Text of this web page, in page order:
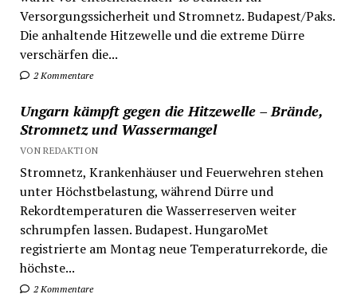
Versorgungssicherheit und Stromnetz. Budapest/Paks.
Die anhaltende Hitzewelle und die extreme Dürre
verschärfen die...
2 Kommentare
Ungarn kämpft gegen die Hitzewelle – Brände,
Stromnetz und Wassermangel
VON REDAKTION
Stromnetz, Krankenhäuser und Feuerwehren stehen
unter Höchstbelastung, während Dürre und
Rekordtemperaturen die Wasserreserven weiter
schrumpfen lassen. Budapest. HungaroMet
registrierte am Montag neue Temperaturrekorde, die
höchste...
2 Kommentare